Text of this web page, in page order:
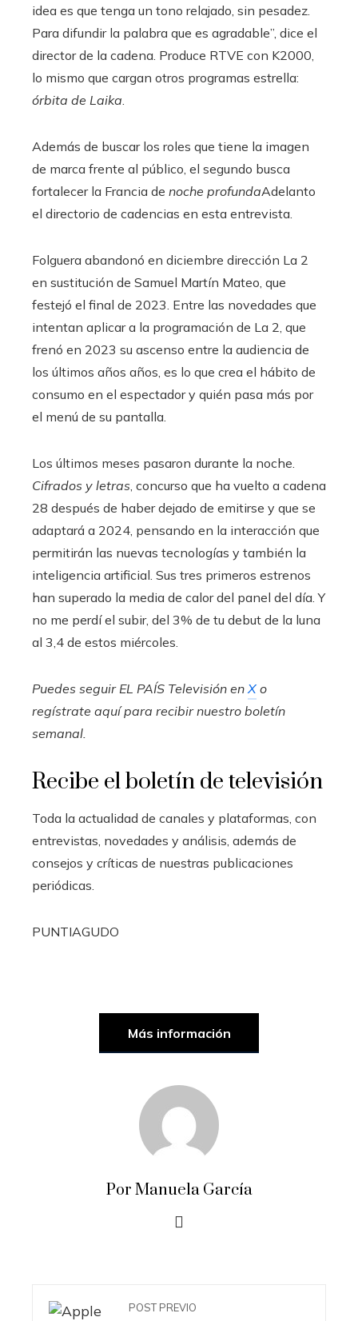
idea es que tenga un tono relajado, sin pesadez.
Para difundir la palabra que es agradable”, dice el
director de la cadena. Produce RTVE con K2000,
lo mismo que cargan otros programas estrella:
órbita de Laika.
Además de buscar los roles que tiene la imagen
de marca frente al público, el segundo busca
fortalecer la Francia de noche profundaAdelanto
el directorio de cadencias en esta entrevista.
Folguera abandonó en diciembre dirección La 2
en sustitución de Samuel Martín Mateo, que
festejó el final de 2023. Entre las novedades que
intentan aplicar a la programación de La 2, que
frenó en 2023 su ascenso entre la audiencia de
los últimos años años, es lo que crea el hábito de
consumo en el espectador y quién pasa más por
el menú de su pantalla.
Los últimos meses pasaron durante la noche.
Cifrados y letras, concurso que ha vuelto a cadena
28 después de haber dejado de emitirse y que se
adaptará a 2024, pensando en la interacción que
permitirán las nuevas tecnologías y también la
inteligencia artificial. Sus tres primeros estrenos
han superado la media de calor del panel del día. Y
no me perdí el subir, del 3% de tu debut de la luna
al 3,4 de estos miércoles.
Puedes seguir EL PAÍS Televisión enX o
regístrate aquí para recibirnuestro boletín
semanal.
Recibe el boletín de televisión
Toda la actualidad de canales y plataformas, con
entrevistas, novedades y análisis, además de
consejos y críticas de nuestras publicaciones
periódicas.
PUNTIAGUDO
Más información
Por Manuela García
POST PREVIO